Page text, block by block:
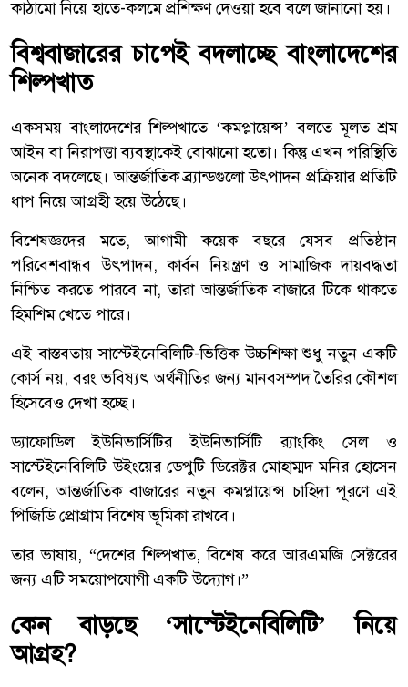
কাঠামো নিয়ে হাতে-কলমে প্রশিক্ষণ দেওয়া হবে বলে জানানো হয়।
বিশ্ববাজারের চাপেই বদলাচ্ছে বাংলাদেশের
শিল্পখাত
একসময় বাংলাদেশের শিল্পখাতে ‘কমপ্লায়েন্স’ বলতে মূলত শ্রম
আইন বা নিরাপত্তা ব্যবস্থাকেই বোঝানো হতো। কিন্তু এখন পরিস্থিতি
অনেক বদলেছে। আন্তর্জাতিক ব্র্যান্ডগুলো উৎপাদন প্রক্রিয়ার প্রতিটি
ধাপ নিয়ে আগ্রহী হয়ে উঠেছে।
বিশেষজ্ঞদের মতে, আগামী কয়েক বছরে যেসব প্রতিষ্ঠান
পরিবেশবান্ধব উৎপাদন, কার্বন নিয়ন্ত্রণ ও সামাজিক দায়বদ্ধতা
নিশ্চিত করতে পারবে না, তারা আন্তর্জাতিক বাজারে টিকে থাকতে
হিমশিম খেতে পারে।
এই বাস্তবতায় সাস্টেইনেবিলিটি-ভিত্তিক উচ্চশিক্ষা শুধু নতুন একটি
কোর্স নয়, বরং ভবিষ্যৎ অর্থনীতির জন্য মানবসম্পদ তৈরির কৌশল
হিসেবেও দেখা হচ্ছে।
ড্যাফোডিল ইউনিভার্সিটির ইউনিভার্সিটি র‍্যাংকিং সেল ও
সাস্টেইনেবিলিটি উইংয়ের ডেপুটি ডিরেক্টর মোহাম্মদ মনির হোসেন
বলেন, আন্তর্জাতিক বাজারের নতুন কমপ্লায়েন্স চাহিদা পূরণে এই
পিজিডি প্রোগ্রাম বিশেষ ভূমিকা রাখবে।
তার ভাষায়, “দেশের শিল্পখাত, বিশেষ করে আরএমজি সেক্টরের
জন্য এটি সময়োপযোগী একটি উদ্যোগ।”
কেন বাড়ছে ‘সাস্টেইনেবিলিটি’ নিয়ে
আগ্রহ?